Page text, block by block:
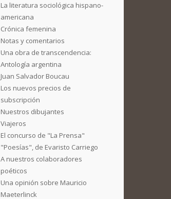
La literatura sociológica hispano-
americana
Crónica femenina
Notas y comentarios
Una obra de transcendencia:
Antología argentina
Juan Salvador Boucau
Los nuevos precios de
subscripción
Nuestros dibujantes
Viajeros
El concurso de "La Prensa"
"Poesías", de Evaristo Carriego
A nuestros colaboradores
poéticos
Una opinión sobre Mauricio
Maeterlinck